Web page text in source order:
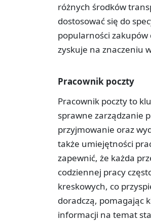
różnych środków
dostosować się do
popularności
zyskuje na znaczeniu
Pracownik poczty
Pracownik poczty to
sprawne zarządzanie
przyjmowanie oraz
także umiejętności
zapewnić, że każda
codziennej pracy
kreskowych, co
doradczą, pomagając
informacji na temat